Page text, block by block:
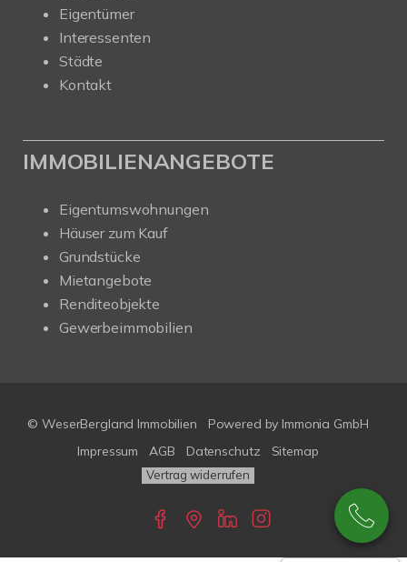
Eigentümer
Interessenten
Städte
Kontakt
IMMOBILIENANGEBOTE
Eigentumswohnungen
Häuser zum Kauf
Grundstücke
Mietangebote
Renditeobjekte
Gewerbeimmobilien
© WeserBergland Immobilien Powered by Immonia GmbH
Impressum
AGB Datenschutz Sitemap
Vertrag widerrufen